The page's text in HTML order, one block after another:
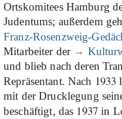
Ortskomitees Hamburg
Judentums; außerdem
Franz-Rosenzweig-
Mitarbeiter der →
und blieb nach deren
Repräsentant. Nach 1933
mit der Drucklegung
beschäftigt, das 1937 in